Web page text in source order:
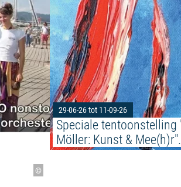
©
29-06-26 tot 11-09-26
Speciale tentoonstelling
Möller: Kunst & Mee(h)r".